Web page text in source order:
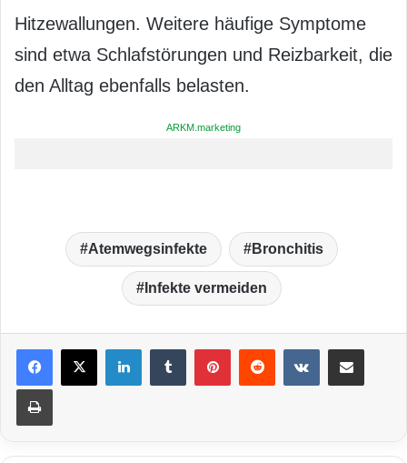
Hitzewallungen. Weitere häufige Symptome
sind etwa Schlafstörungen und Reizbarkeit, die
den Alltag ebenfalls belasten.
ARKM.marketing
Atemwegsinfekte Bronchitis
Infekte vermeiden
LinkedIn VKontakte
Drucken